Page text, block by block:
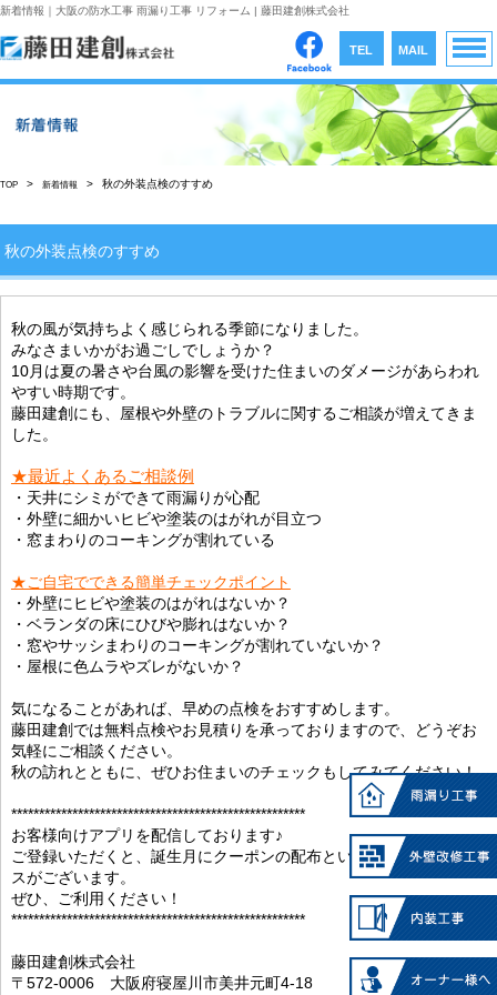
新着情報｜大阪の防水工事 雨漏り工事 リフォーム | 藤田建創株式会社
MENU
TEL MAIL
TOP > 新着情報 > 秋の外装点検のすすめ
秋の外装点検のすすめ
秋の風が気持ちよく感じられる季節になりました。
みなさまいかがお過ごしでしょうか？
10月は夏の暑さや台風の影響を受けた住まいのダメージがあらわれ
やすい時期です。
藤田建創にも、屋根や外壁のトラブルに関するご相談が増えてきま
した。
★最近よくあるご相談例
・天井にシミができて雨漏りが心配
・外壁に細かいヒビや塗装のはがれが目立つ
・窓まわりのコーキングが割れている
★ご自宅でできる簡単チェックポイント
・外壁にヒビや塗装のはがれはないか？
・ベランダの床にひびや膨れはないか？
・窓やサッシまわりのコーキングが割れていないか？
・屋根に色ムラやズレがないか？
気になることがあれば、早めの点検をおすすめします。
藤田建創では無料点検やお見積りを承っておりますので、どうぞお
気軽にご相談ください。
秋の訪れとともに、ぜひお住まいのチェックもしてみてください！
*****************************************************
お客様向けアプリを配信しております♪
ご登録いただくと、誕生月にクーポンの配布といったお得なサービ
スがございます。
ぜひ、ご利用ください！
*****************************************************
藤田建創株式会社
〒572-0006 大阪府寝屋川市美井元町4-18